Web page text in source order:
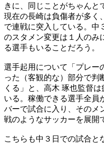
きに、同じことがちゃんと
現在の長崎は負傷者が多く
で連戦に突入している。中
のスタメン変更は１人のみ
る選手もいることだろう。
選手起用について「プレー
った（客観的な）部分で判
くる」と、高木 琢也監督
いる。稼働できる選手全員
バーで試合に入り、そのメ
戦のようなサッカーを展開
こちらも中３日での試合と